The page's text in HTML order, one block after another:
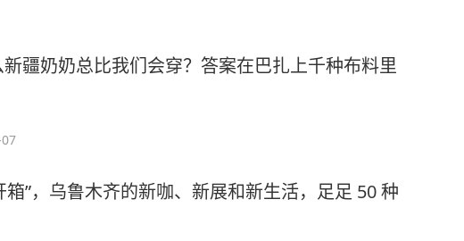
疆奶奶总比我们会穿？答案在巴扎上千种布料里
箱”，乌鲁木齐的新咖、新展和新生活，足足 50 种